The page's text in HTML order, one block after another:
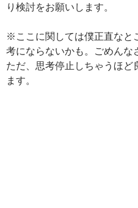
り検討をお願いします。
※ここに関しては僕正直なと
考にならないかも。ごめんな
ただ、思考停止しちゃうほど
ます。